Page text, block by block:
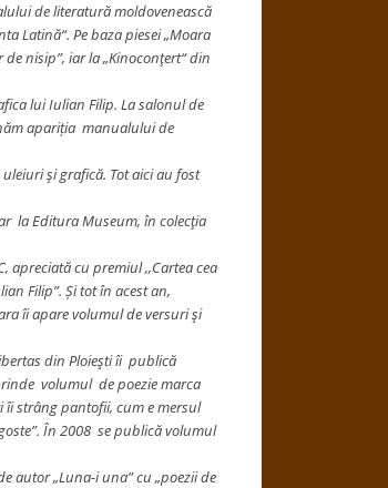
de literatură moldovenească
Latină“. Pe baza piesei „Moara
nisip”, iar la „Kinoconţert“ din
lui Iulian Filip. La salonul de
apariția manualului de
şi grafică. Tot aici au fost
la Editura Museum, în colecţia
apreciată cu premiul ,,Cartea cea
Filip”. Și tot în acest an,
îi apare volumul de versuri şi
din Ploieşti îi publică
volumul de poezie marca
îi strâng pantofii, cum e mersul
În 2008 se publică volumul
autor „Luna-i una” cu „poezii de